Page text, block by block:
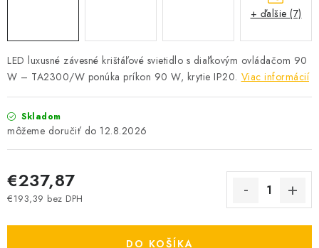
Reklamácie a formulár na odstúpenie od zmluvy
Obchodné podmienky
Podmienky ochrany osobných údajov
O nás - MEGALED & JANTON Zákamenné
Zľavy pre profíkov
LED luxusné závesné krištáľové svietidlo s diaľkovým ovládačom 90
W – TA2300/W ponúka príkon 90 W, krytie IP20. Viac informácií
Skladom
12.8.2026
€237,87
€193,39 bez DPH
DO KOŠÍKA
+ ďalšie (7)